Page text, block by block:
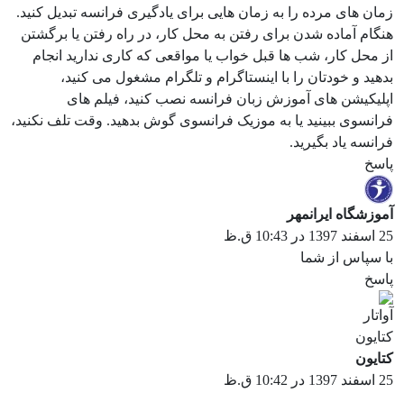
زمان های مرده را به زمان هایی برای یادگیری فرانسه تبدیل کنید.
هنگام آماده شدن برای رفتن به محل کار، در راه رفتن یا برگشتن
از محل کار، شب ها قبل خواب یا مواقعی که کاری ندارید انجام
بدهید و خودتان را با اینستاگرام و تلگرام مشغول می کنید،
اپلیکیشن های آموزش زبان فرانسه نصب کنید، فیلم های
فرانسوی ببینید یا به موزیک فرانسوی گوش بدهید. وقت تلف نکنید،
فرانسه یاد بگیرید.
پاسخ
آموزشگاه ایرانمهر
25 اسفند 1397 در 10:43 ق.ظ
با سپاس از شما
پاسخ
کتایون
25 اسفند 1397 در 10:42 ق.ظ